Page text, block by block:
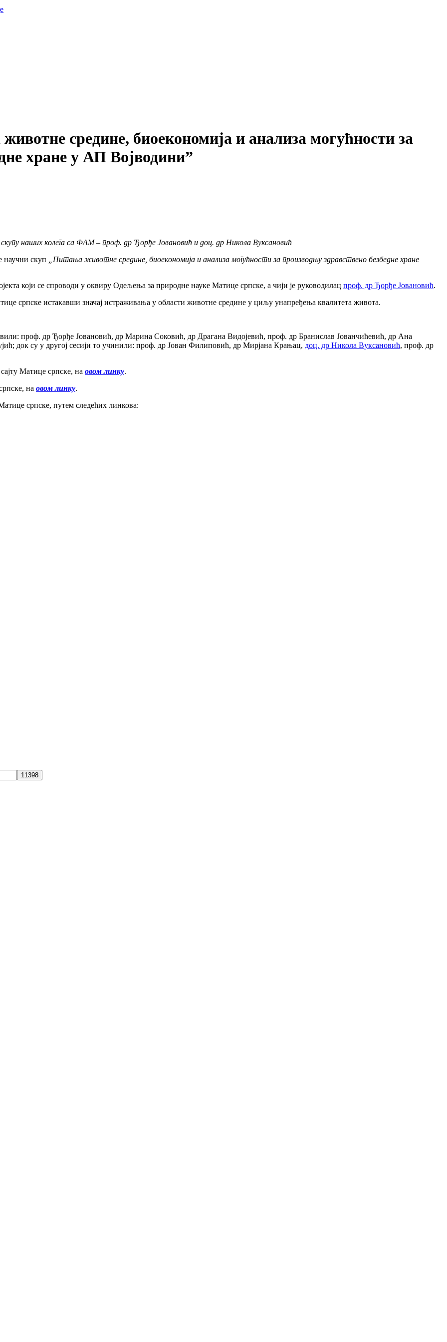
средине, биоекономија и анализа могућности за
хране у АП Војводини”
наших колега са ФАМ – проф. др Ђорђе Јовановић и доц. др Никола Вуксановић
научни скуп
„Питања животне средине, биоекономија и анализа могућности за производњу здравствено безбедне хране
који се спроводи у оквиру Одељења за природне науке Матице српске, а чији је руководилац проф. др Ђорђе Јовановић.
српске истакавши значај истраживања у области животне средине у циљу унапређења квалитета живота.
проф. др Ђорђе Јовановић, др Марина Соковић, др Драгана Видојевић, проф. др Бранислав Јованчићевић, др Ана
док су у другој сесији то учинили: проф. др Јован Филиповић, др Мирјана Крањац, доц. др Никола Вуксановић, проф. др
Матице српске, на овом линку.
на овом линку.
српске, путем следећих линкова: